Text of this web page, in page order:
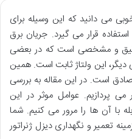
می دانید که این وسیله برای
قرار می گیرد. جریان برق
دقیق و مشخصی است که در بعضی
دیگر، این ولتاژ ثابت است. همین
است. در این مقاله به بررسی
پردازیم. عوامل موثر در این
با آن ها را مرور می کنیم. شما
تعمیر و نگهداری دیزل ژنراتور